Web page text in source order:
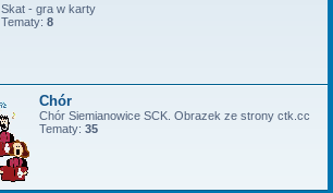
Skat - gra w karty
Tematy: 8
Chór
Chór Siemianowice SCK. Obrazek ze strony ctk.cc
Tematy: 35